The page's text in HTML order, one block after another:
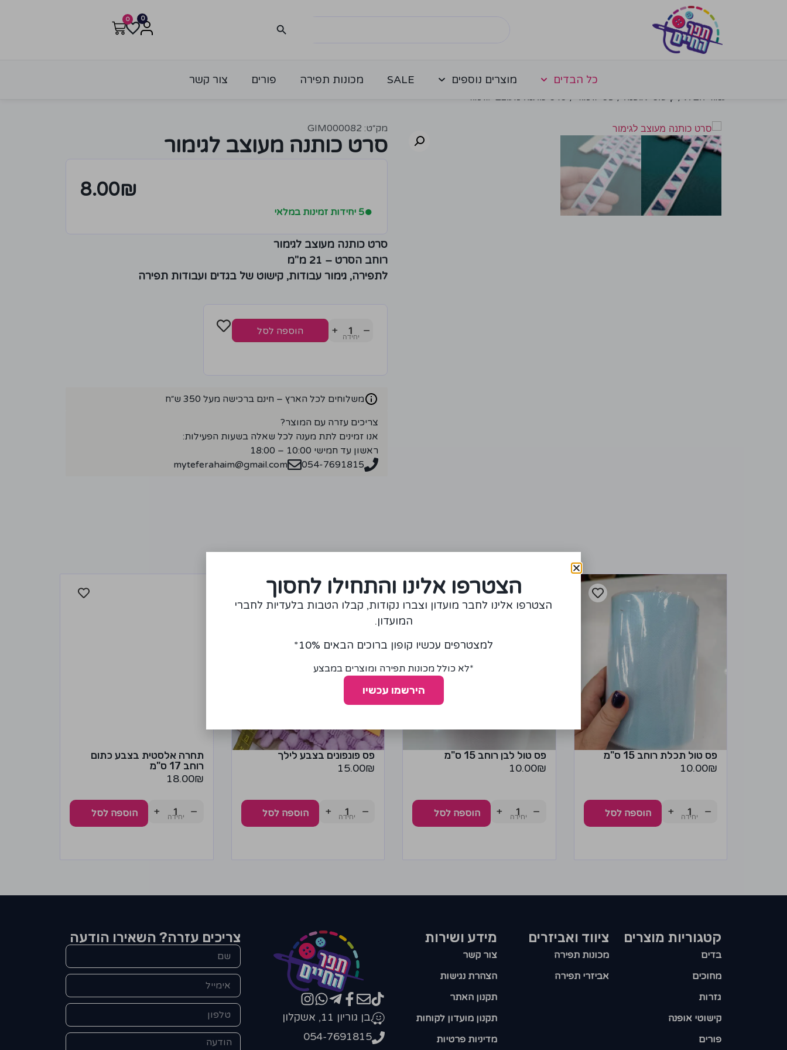
0
0
כל הבדים מוצרים נוספים SALE מכונות תפירה פורים צור קשר
מק״ט: GIM000082
סרט כותנה מעוצב לגימור
8.00₪
●5 יחידות זמינות במלאי
סרט כותנה מעוצב לגימור
רוחב הסרט – 21 מ"מ
לתפירה, גימור עבודות, קישוט של בגדים ועבודות תפירה
−
+ הוספה לסל
משלוחים לכל הארץ – חינם ברכישה מעל 350 ש״ח
צריכים עזרה עם המוצר?
אנו זמינים לתת מענה לכל שאלה בשעות הפעילות:
ראשון עד חמישי 10:00 – 18:00
054-7691815
myteferahaim@gmail.com
פס טול תכלת רוחב 15 ס"מ
10.00₪
−
+ הוספה לסל
פס טול לבן רוחב 15 ס"מ
10.00₪
−
+ הוספה לסל
פס פונפונים בצבע לילך
15.00₪
−
+ הוספה לסל
תחרה אלסטית בצבע כתום
רוחב 17 ס"מ
18.00₪
−
+ הוספה לסל
קטגוריות מוצרים​
בדים
מחוכים
גזרות
קישוטי אופנה
פורים
ציווד ואביזרים
מכונות תפירה
אביזרי תפירה
מידע ושירות
צור קשר
הצהרת נגישות
תקנון האתר
תקנון מועדון לקוחות
מדיניות פרטיות
בן גוריון 11, אשקלון
054-7691815
צריכים עזרה? השאירו הודעה
הצטרפו אלינו והתחילו לחסוך
הצטרפו אלינו לחבר מועדון וצברו נקודות, קבלו הטבות בלעדיות לחברי
המועדון.
למצטרפים עכשיו קופון ברוכים הבאים 10%*
*לא כולל מכונות תפירה ומוצרים במבצע
הירשמו עכשיו